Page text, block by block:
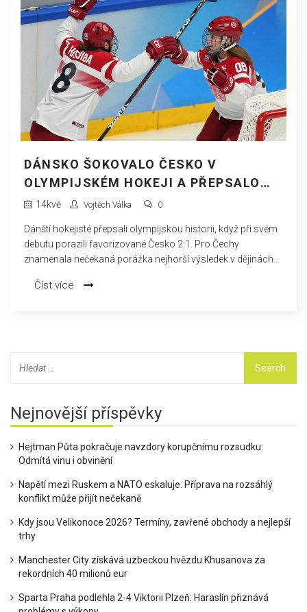
DÁNSKO ŠOKOVALO ČESKO V
OLYMPIJSKÉM HOKEJI A PŘEPSALO
HISTORII TURNAJE
14kvě Vojtěch Válka 0
Dánští hokejisté přepsali olympijskou historii, když při svém
debutu porazili favorizované Česko 2:1. Pro Čechy
znamenala nečekaná porážka nejhorší výsledek v dějinách
světového hokeje.
Číst více
Nejnovější příspěvky
Hejtman Půta pokračuje navzdory korupčnímu rozsudku:
Odmítá vinu i obvinění
Napětí mezi Ruskem a NATO eskaluje: Příprava na rozsáhlý
konflikt může přijít nečekaně
Kdy jsou Velikonoce 2026? Termíny, zavřené obchody a nejlepší
trhy
Manchester City získává uzbeckou hvězdu Khusanova za
rekordních 40 milionů eur
Sparta Praha podlehla 2-4 Viktorii Plzeň: Haraslín přiznává